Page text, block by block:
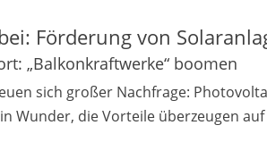
Förderung von
„Balkonkraftwerke“ boomen
sich großer Nachfrage:
Wunder, die Vorteile überzeugen auf